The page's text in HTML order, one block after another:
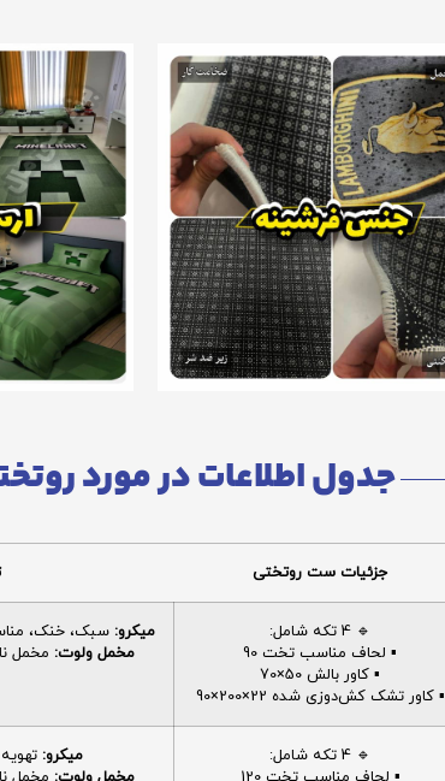
جدول اطلاعات در مورد
جزئیات ست روتختی
🔹 4 تکه شامل:
▪️ لحاف مناسب تخت 90
▪️ کاور بالش 50×70
▪️ کاور تشک کش‌دوزی شده 22×200×90
میکرو: سبک، خنک،
مخمل ولوت: مخمل
🔹 4 تکه شامل:
میکرو: